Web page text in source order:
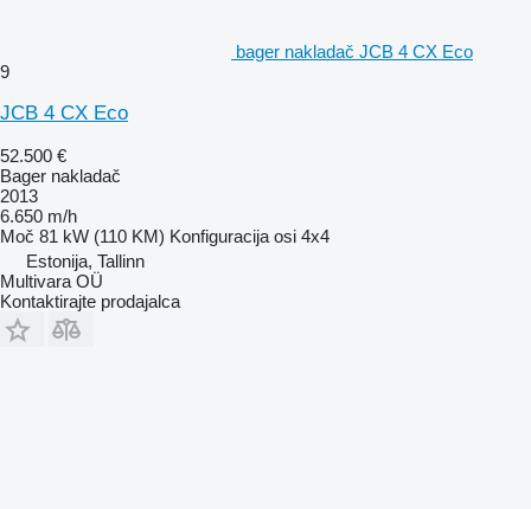
bager nakladač JCB 4 CX Eco
9
JCB 4 CX Eco
52.500 €
Bager nakladač
2013
6.650 m/h
Moč 81 kW (110 KM) Konfiguracija osi 4x4
Estonija, Tallinn
Multivara OÜ
Kontaktirajte prodajalca